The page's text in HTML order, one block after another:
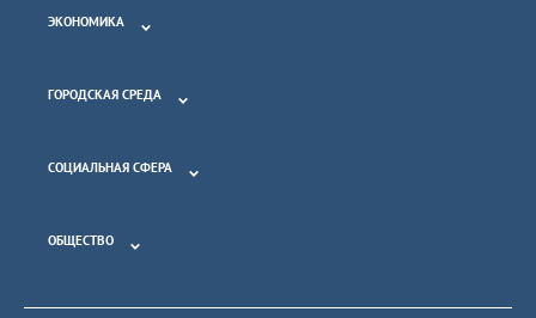
ЭКОНОМИКА
ГОРОДСКАЯ СРЕДА
СОЦИАЛЬНАЯ СФЕРА
ОБЩЕСТВО